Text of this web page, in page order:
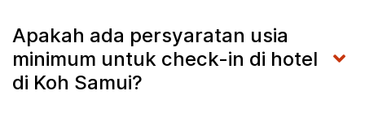
Apakah ada persyaratan usia
minimum untuk check-in di hotel
di Koh Samui?